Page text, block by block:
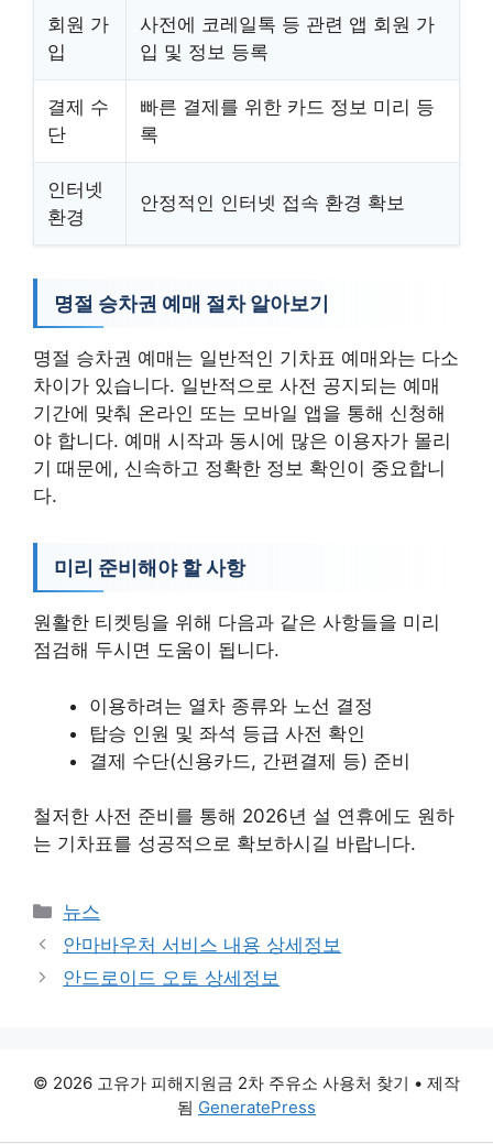
회원 가
입
사전에 코레일톡 등 관련 앱 회원 가
입 및 정보 등록
결제 수
단
빠른 결제를 위한 카드 정보 미리 등
록
인터넷
환경
안정적인 인터넷 접속 환경 확보
명절 승차권 예매 절차 알아보기
명절 승차권 예매는 일반적인 기차표 예매와는 다소
차이가 있습니다. 일반적으로 사전 공지되는 예매
기간에 맞춰 온라인 또는 모바일 앱을 통해 신청해
야 합니다. 예매 시작과 동시에 많은 이용자가 몰리
기 때문에, 신속하고 정확한 정보 확인이 중요합니
다.
미리 준비해야 할 사항
원활한 티켓팅을 위해 다음과 같은 사항들을 미리
점검해 두시면 도움이 됩니다.
이용하려는 열차 종류와 노선 결정
탑승 인원 및 좌석 등급 사전 확인
결제 수단(신용카드, 간편결제 등) 준비
철저한 사전 준비를 통해 2026년 설 연휴에도 원하
는 기차표를 성공적으로 확보하시길 바랍니다.
카
테
리
뉴스
안마바우처 서비스 내용 상세정보
안드로이드 오토 상세정보
© 2026 고유가 피해지원금 2차 주유소 사용처 찾기 • 제작
됨 GeneratePress